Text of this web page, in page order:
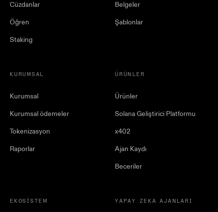
Cüzdanlar
Öğren
Staking
Belgeler
Şablonlar
KURUMSAL
Kurumsal
Kurumsal ödemeler
Tokenizasyon
Raporlar
ÜRÜNLER
Ürünler
Solana Geliştirici Platformu
x402
Ajan Kaydı
Beceriler
EKOSISTEM YAPAY ZEKA AJANLARI